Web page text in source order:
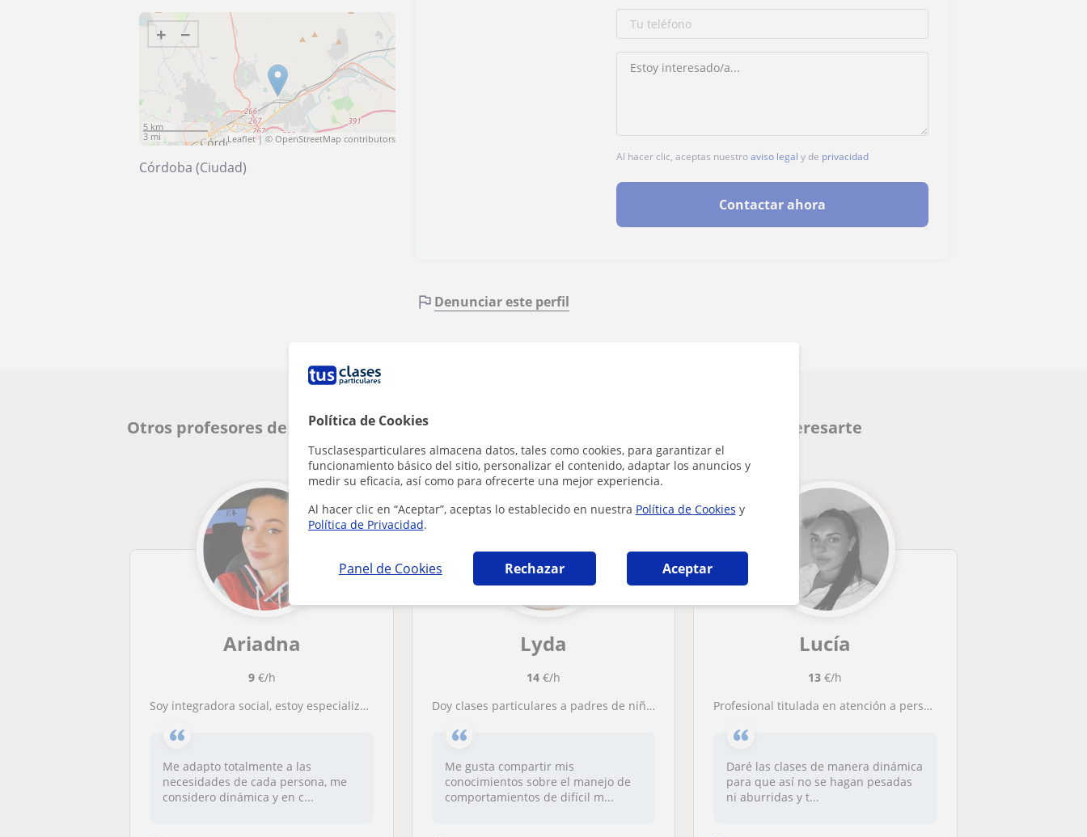
Política de Cookies
Tusclasesparticulares almacena datos, tales como cookies, para garantizar el
funcionamiento básico del sitio, personalizar el contenido, adaptar los anuncios y
medir su eficacia, así como para ofrecerte una mejor experiencia.
Al hacer clic en “Aceptar”, aceptas lo establecido en nuestra Política de Cookies y
Política de Privacidad.
Panel de Cookies Rechazar Aceptar
+ −
5 km
3 mi
Leaflet | ©OpenStreetMap contributors
Córdoba (Ciudad)
Al hacer clic, aceptas nuestroaviso legal y de privacidad
Contactar ahora
Denunciar este perfil
Otros profesores de Atención a personas dependientes en Córdoba que pueden interesarte
Ariadna
9€/h
Soy integradora social, estoy especializada en atención a personas en situación de dependencia y discapacidad intelectual
Me adapto totalmente a las
necesidades de cada persona, me
considero dinámica y en c...
Lyda
14€/h
Doy clases particulares a padres de niños con autismo.
Me gusta compartir mis
conocimientos sobre el manejo de
comportamientos de difícil m...
Lucía
13 €/h
Profesional titulada en atención a personas dependientes con más de 1 año de experiencia, con mucha vocación por mi trabajo
Daré las clases de manera dinámica
para que así no se hagan pesadas
ni aburridas y t...